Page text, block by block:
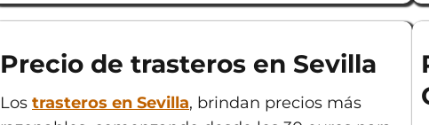
Precio de trasteros en Sevilla
Los trasteros en Sevilla, brindan precios más